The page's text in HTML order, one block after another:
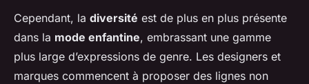
Cependant, la diversité est de plus en plus présente
dans la mode enfantine, embrassant une gamme
plus large d’expressions de genre. Les designers et
marques commencent à proposer des lignes non